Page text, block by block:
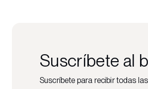
Suscríbete al
Suscríbete para recibir todas